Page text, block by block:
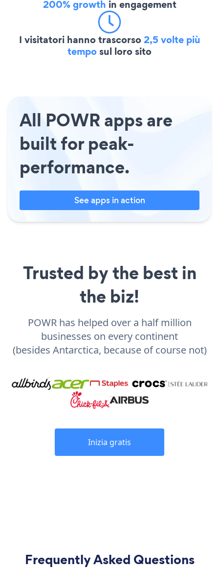
200% growth in engagement
I visitatori hanno trascorso2,5 volte più
temposul loro sito
All POWR apps are
built for peak-
performance.
See apps in action
Trusted by the best in
the biz!
POWR has helped over a half million
businesses on every continent
(besides Antarctica, because of course not)
Inizia gratis
Frequently Asked Questions